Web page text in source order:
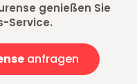
genießen Sie
Service.
anfragen